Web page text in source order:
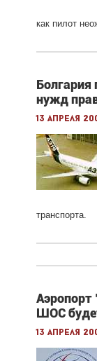
как пилот
Болгария
нужд
13 апреля
транспорта.
ШОС
13 апреля